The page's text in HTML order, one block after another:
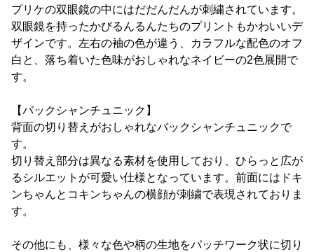
プリケの双眼鏡の中にはだだんだんが刺繍されています。
双眼鏡を持ったかびるんるんたちのプリントもかわいいデ
ザインです。左右の袖の色が違う、カラフルな配色のオフ
白と、落ち着いた色味がおしゃれなネイビーの2色展開で
す。
【バックシャンチュニック】
背面の切り替えがおしゃれなバックシャンチュニックで
す。
切り替え部分は異なる素材を使用しており、ひらっと広が
るシルエットが可愛い仕様となっています。前面にはドキ
ンちゃんとコキンちゃんの横顔が刺繍で表現されておりま
す。
その他にも、様々な色や柄の生地をパッチワーク状に切り